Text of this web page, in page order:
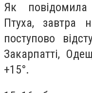
Як повідомила
Птуха, завтра
поступово
Закарпатті,
+15°.